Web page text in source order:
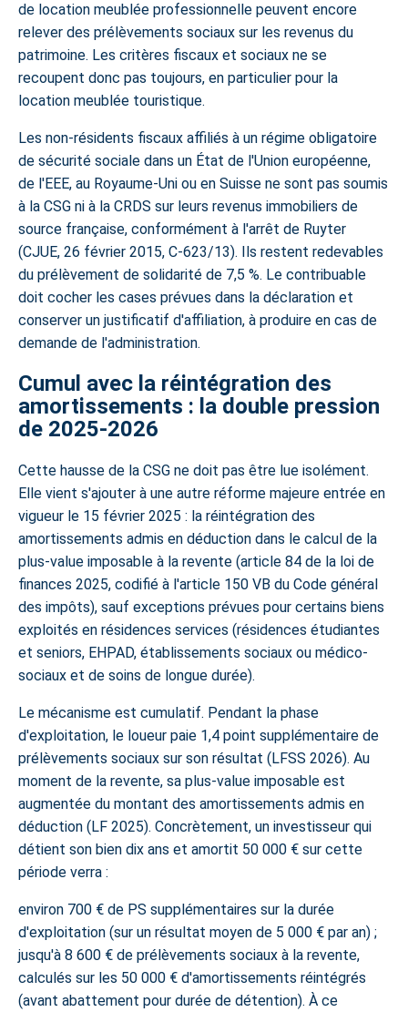
de location meublée professionnelle peuvent encore
relever des prélèvements sociaux sur les revenus du
patrimoine. Les critères fiscaux et sociaux ne se
recoupent donc pas toujours, en particulier pour la
location meublée touristique.
Les non-résidents fiscaux affiliés à un régime obligatoire
de sécurité sociale dans un État de l'Union européenne,
de l'EEE, au Royaume-Uni ou en Suisse ne sont pas soumis
à la CSG ni à la CRDS sur leurs revenus immobiliers de
source française, conformément à l'arrêt de Ruyter
(CJUE, 26 février 2015, C-623/13). Ils restent redevables
du prélèvement de solidarité de 7,5 %. Le contribuable
doit cocher les cases prévues dans la déclaration et
conserver un justificatif d'affiliation, à produire en cas de
demande de l'administration.
Cumul avec la réintégration des
amortissements : la double pression
de 2025-2026
Cette hausse de la CSG ne doit pas être lue isolément.
Elle vient s'ajouter à une autre réforme majeure entrée en
vigueur le 15 février 2025 : la réintégration des
amortissements admis en déduction dans le calcul de la
plus-value imposable à la revente (article 84 de la loi de
finances 2025, codifié à l'article 150 VB du Code général
des impôts), sauf exceptions prévues pour certains biens
exploités en résidences services (résidences étudiantes
et seniors, EHPAD, établissements sociaux ou médico-
sociaux et de soins de longue durée).
Le mécanisme est cumulatif. Pendant la phase
d'exploitation, le loueur paie 1,4 point supplémentaire de
prélèvements sociaux sur son résultat (LFSS 2026). Au
moment de la revente, sa plus-value imposable est
augmentée du montant des amortissements admis en
déduction (LF 2025). Concrètement, un investisseur qui
détient son bien dix ans et amortit 50 000 € sur cette
période verra :
environ 700 € de PS supplémentaires sur la durée
d'exploitation (sur un résultat moyen de 5 000 € par an) ;
jusqu'à 8 600 € de prélèvements sociaux à la revente,
calculés sur les 50 000 € d'amortissements réintégrés
(avant abattement pour durée de détention). À ce